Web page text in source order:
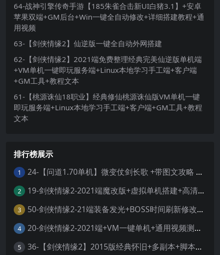
64-战神引擎传奇手游【185朱雀合击新UI白猪3.1】+安卓
苹果双端+GM后台+Win一键全自动修改+详细搭建教程+通
用视频
63-【剑侠情缘2】仙逆版一键全自动外网搭建
62-【剑侠情缘2】2021端免费整理经典完美仙逆版单机端
+VM单机一键即玩服务端+Linux本地学习手工端+客户端
+GM工具+教程文本
61-【桃源诛仙18职业】经典修仙桃源诛仙版VM单机一键
即玩服务端+Linux本地学习手工端+客户端+GM工具+教程
文本
排行榜展示
1 24-【问道1.70单机】微变仗剑长歌 +带图文攻略 +丰富时装称号坐骑 +GM工具 +虚拟机一键端 +视频安装教学
2 19-剑侠情缘2-2021端魔改版+虚拟单机搭建+高清大屏+视频教程
3 50-剑侠情缘2-21端装备发光+BOSS时间刷新修改+外网服务端整理+一键虚拟机+服务端+客户端+工具
4 20-剑侠情缘2-2021端+VM一键单机+通用视频测试教程
5 36-【剑侠情缘2】2015版经典怀旧+多副本+脚本修复+GM工具+视频安装教程+虚拟机一键端